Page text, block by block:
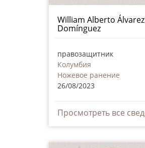
William Alberto Álvarez
Domínguez
правозащитник
Колумбия
Ножевое ранение
26/08/2023